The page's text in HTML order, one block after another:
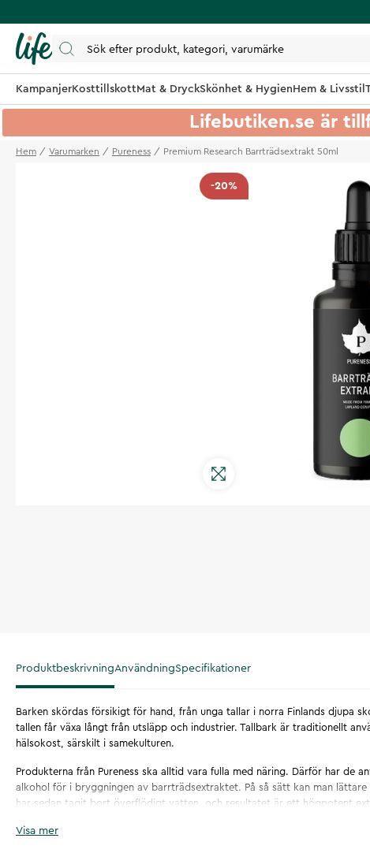
KampanjerKosttillskottMat & DryckSkönhet & HygienHem & Livsstil
Lifebutiken.se är
Hem Varumarken Pureness Premium Research Barrträdsextrakt 50ml
-20%
ProduktbeskrivningAnvändningSpecifikationer
Barken skördas försikigt för hand, från unga tallar i norra Finlands djupa
tallen får växa långt från utsläpp och industrier. Tallbark är traditionellt
hälsokost, särskilt i samekulturen.
Produkterna från Pureness ska alltid vara fulla med näring. Därför har de
alkohol för i bryggningen av barrträdsextraktet. På så sätt kan man lättare
har sedan tagit bort överflödigt vatten, och resultatet är ett högpotent
Visa mer